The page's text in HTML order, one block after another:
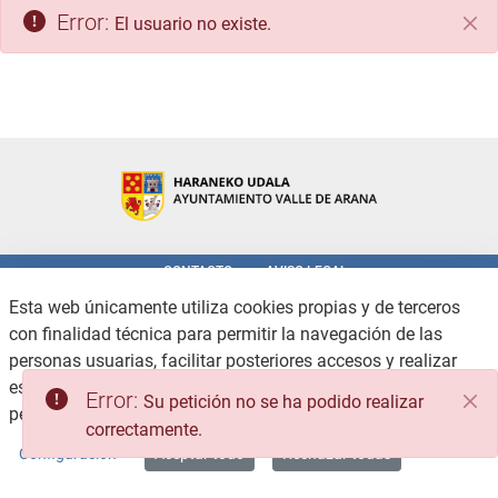
Error: El usuario no existe.
CONTACTO
AVISO LEGAL
POLÍTICA DE PRIVACIDAD
POLÍTICA DE COOKIES
ACCESIBILIDAD
CANAL DE DENUNCIAS
Copyright © 2026 / Excmo. valledearana | Todos los derechos reservados.
Esta web únicamente utiliza cookies propias y de terceros
con finalidad técnica para permitir la navegación de las
personas usuarias, facilitar posteriores accesos y realizar
estadísticas de uso, no recabando ni cediendo datos
personales. Consulte la Política de privacidad
Configuración
Error: Su petición no se ha podido realizar
correctamente.